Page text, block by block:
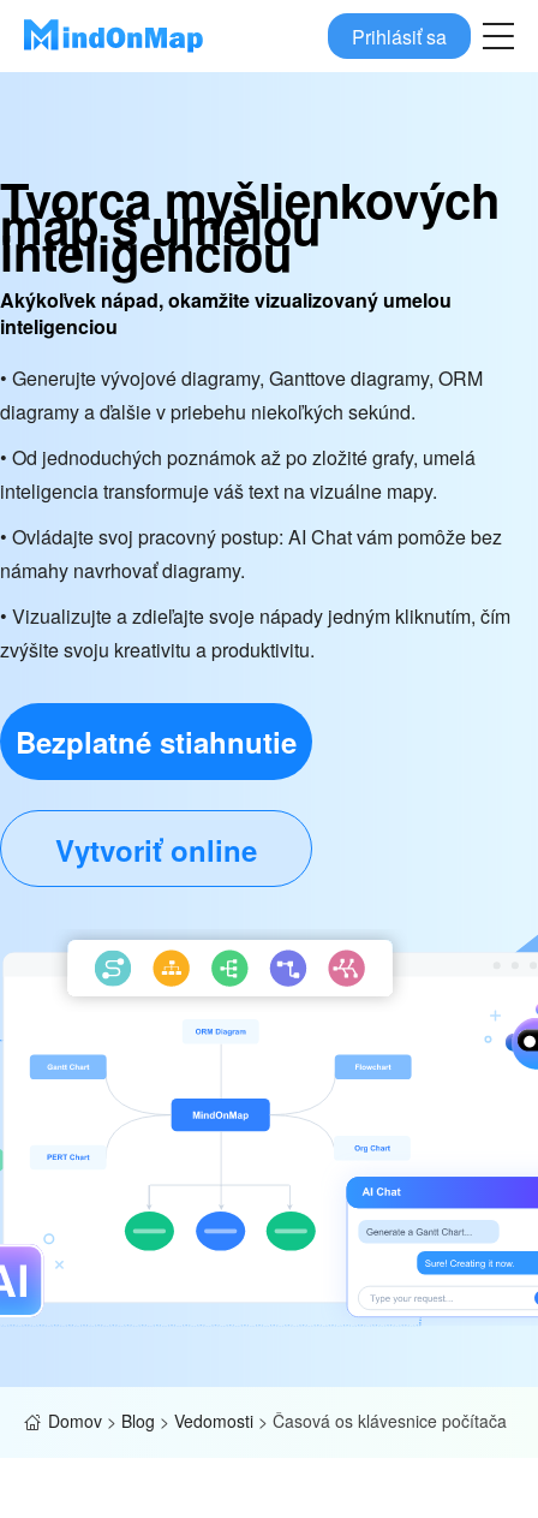
Prihlásiť sa
Tvorca myšlienkových
máp s umelou
inteligenciou
Akýkoľvek nápad, okamžite vizualizovaný umelou
inteligenciou
• Generujte vývojové diagramy, Ganttove diagramy, ORM
diagramy a ďalšie v priebehu niekoľkých sekúnd.
• Od jednoduchých poznámok až po zložité grafy, umelá
inteligencia transformuje váš text na vizuálne mapy.
• Ovládajte svoj pracovný postup: AI Chat vám pomôže bez
námahy navrhovať diagramy.
• Vizualizujte a zdieľajte svoje nápady jedným kliknutím, čím
zvýšite svoju kreativitu a produktivitu.
Bezplatné stiahnutie
Vytvoriť online
Domov > Blog > Vedomosti > Časová os klávesnice počítača